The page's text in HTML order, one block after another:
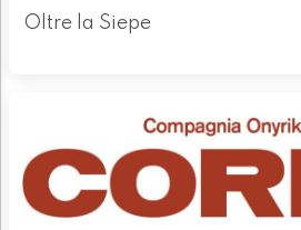
Oltre la Siepe